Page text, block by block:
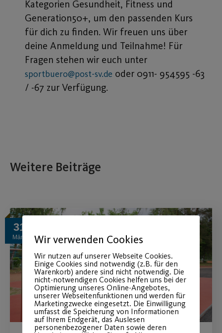
Kategorien Gesundheit, Fitness und
Generation50+, um den passenden Kurs
für dich zu finden. Wir freuen uns über
deine Anmeldung und Teilnahme! Für
Fragen stehen wir euch unter
sportbuero@post-sv.de oder 0911- 954595 -63
/ -67 zur Verfügung.
Weitere Beiträge
31
März Wir verwenden Cookies
Wir nutzen auf unserer Webseite Cookies.
Einige Cookies sind notwendig (z.B. für den
Warenkorb) andere sind nicht notwendig. Die
nicht-notwendigen Cookies helfen uns bei der
Optimierung unseres Online-Angebotes,
unserer Webseitenfunktionen und werden für
Marketingzwecke eingesetzt. Die Einwilligung
umfasst die Speicherung von Informationen
auf Ihrem Endgerät, das Auslesen
personenbezogener Daten sowie deren